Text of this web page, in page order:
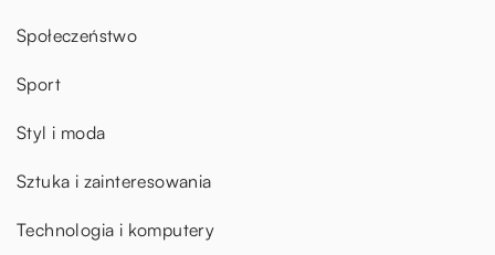
Społeczeństwo
Sport
Styl i moda
Sztuka i zainteresowania
Technologia i komputery